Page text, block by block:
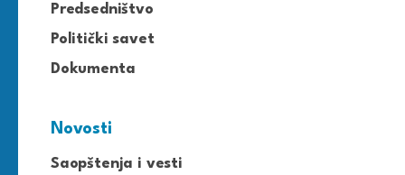
Predsedništvo
Politički savet
Dokumenta
Novosti
Saopštenja i vesti